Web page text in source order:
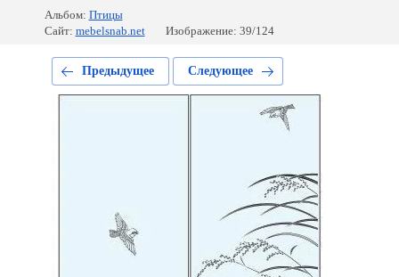
Альбом: Птицы
Сайт: mebelsnab.net Изображение: 39/124
Предыдущее Следующее